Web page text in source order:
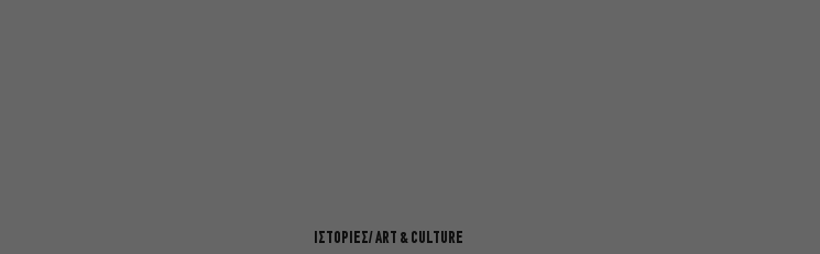
ΙΣΤΟΡΙΕΣ ART & CULTURE